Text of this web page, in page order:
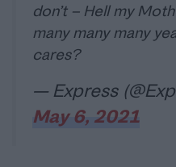
don’t – Hell my
many many many
cares?
— Express
May 6, 2021